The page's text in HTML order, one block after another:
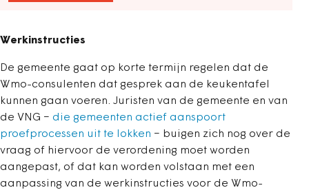
Werkinstructies
De gemeente gaat op korte termijn regelen dat de
Wmo-consulenten dat gesprek aan de keukentafel
kunnen gaan voeren. Juristen van de gemeente en van
de VNG − die gemeenten actief aanspoort
proefprocessen uit te lokken − buigen zich nog over de
vraag of hiervoor de verordening moet worden
aangepast, of dat kan worden volstaan met een
aanpassing van de werkinstructies voor de Wmo-